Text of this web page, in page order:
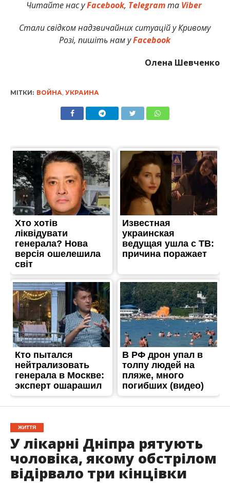
Читайте нас уFacebook, Telegramта Viber
Стали свідком надзвичайних ситуацій у Кривому
Розі, пишіть нам уFacebook
Олена Шевченко
МІТКИ: ВОЙНА УКРАИНА
ЖИТТЯ
У лікарні Дніпра рятують
чоловіка, якому обстрілом
відірвало три кінцівки